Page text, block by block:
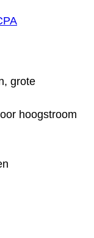
grote
hoogstroom